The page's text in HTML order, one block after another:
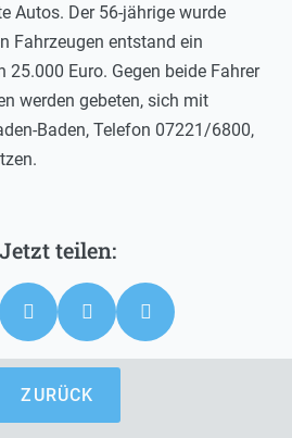
Autos. Der 56-jährige wurde
Fahrzeugen entstand ein
25.000 Euro. Gegen beide Fahrer
werden gebeten, sich mit
Baden, Telefon 07221/6800,
ZURÜCK